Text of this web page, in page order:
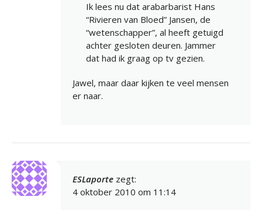
Ik lees nu dat arabarbarist Hans
“Rivieren van Bloed” Jansen, de
“wetenschapper”, al heeft getuigd
achter gesloten deuren. Jammer
dat had ik graag op tv gezien.
Jawel, maar daar kijken te veel mensen
er naar.
ESLaporte zegt:
4 oktober 2010 om 11:14